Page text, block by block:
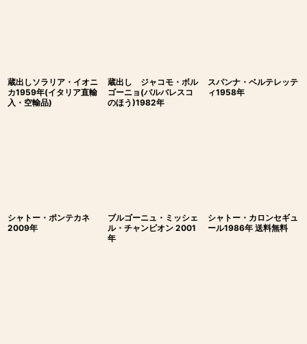
蔵出しソラリア・イオニ
カ1959年(イタリア直輸
入・空輸品)
蔵出し ジャコモ・ボル
ゴーニョ(バルバレスコ
のほう)1982年
スパンナ・ベルテレッテ
ィ1958年
シャトー・ポンテカネ
2009年
ブルゴーニュ・ミッシェ
ル・チャンピオン 2001
年
シャトー・カロンセギュ
ール1986年 送料無料